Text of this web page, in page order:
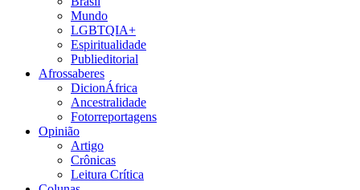
Mundo
LGBTQIA+
Espiritualidade
Publieditorial
Afrossaberes
DicionÁfrica
Ancestralidade
Fotorreportagens
Opinião
Artigo
Crônicas
Leitura Crítica